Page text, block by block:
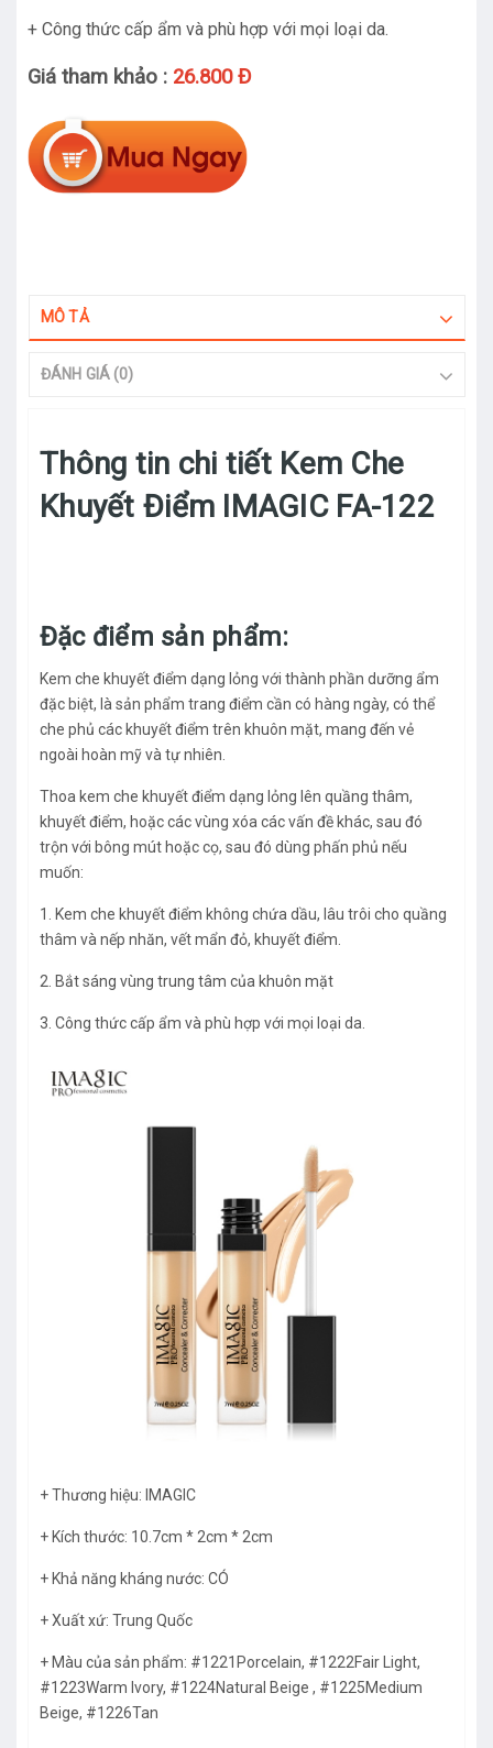
+ Công thức cấp ẩm và phù hợp với mọi loại da.
Giá tham khảo : 26.800 Đ
MÔ TẢ
ĐÁNH GIÁ (0)
Thông tin chi tiết Kem Che
Khuyết Điểm IMAGIC FA-122
Đặc điểm sản phẩm:
Kem che khuyết điểm dạng lỏng với thành phần dưỡng ẩm
đặc biệt, là sản phẩm trang điểm cần có hàng ngày, có thể
che phủ các khuyết điểm trên khuôn mặt, mang đến vẻ
ngoài hoàn mỹ và tự nhiên.
Thoa kem che khuyết điểm dạng lỏng lên quầng thâm,
khuyết điểm, hoặc các vùng xóa các vấn đề khác, sau đó
trộn với bông mút hoặc cọ, sau đó dùng phấn phủ nếu
muốn:
1. Kem che khuyết điểm không chứa dầu, lâu trôi cho quầng
thâm và nếp nhăn, vết mẩn đỏ, khuyết điểm.
2. Bắt sáng vùng trung tâm của khuôn mặt
3. Công thức cấp ẩm và phù hợp với mọi loại da.
+ Thương hiệu: IMAGIC
+ Kích thước: 10.7cm * 2cm * 2cm
+ Khả năng kháng nước: CÓ
+ Xuất xứ: Trung Quốc
+ Màu của sản phẩm: #1221Porcelain, #1222Fair Light,
#1223Warm lvory, #1224Natural Beige , #1225Medium
Beige, #1226Tan